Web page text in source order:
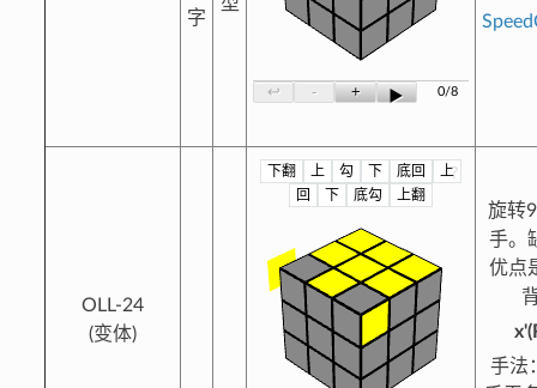
字
↩ - + ▶ 0/8
OLL-24
(变体)
下翻 上 勾 下 底回
上
回
下 底勾 上翻
?
旋转
手。
优点
手法